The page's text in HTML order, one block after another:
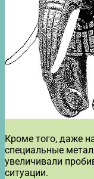
Кроме того, даже
специальные
увеличивали
ситуации.